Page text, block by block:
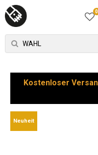
0
Kostenloser
Neuheit